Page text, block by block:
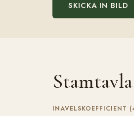
SKICKA IN BILD
Stamtavla
INAVELSKOEFFICIENT